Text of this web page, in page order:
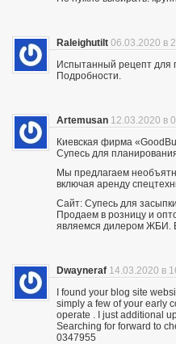
Raleighutilt 06.03.2020 в
Испытанный рецепт для
Подробности.
Artemusan 12.03.2020 в
Киевская фирма
Супесь для
Мы предлагаем
включая аренду
Сайт: Супесь для
Продаем в розницу и
являемся дилером ЖБИ.
Dwayneraf 14.03.2020 в
I found your blog site
simply a few of your early
operate . I just additional
Searching for forward to
0347955